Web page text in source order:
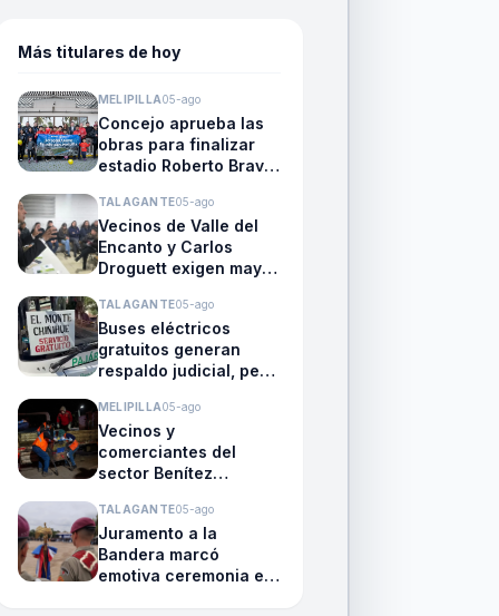
Más titulares de hoy
MELIPILLA05-ago
Concejo aprueba las
obras para finalizar
estadio Roberto Bravo
TALAGANTE05-ago
Vecinos de Valle del
Encanto y Carlos
Droguett exigen mayor
con autoridades y
policías
TALAGANTE05-ago
Buses eléctricos
gratuitos generan
respaldo judicial, pero
preocupación del
transporte público en
El Monte
MELIPILLA05-ago
Vecinos y
comerciantes del
sector Benítez
persistencia del
comercio ambulante
TALAGANTE05-ago
Juramento a la
Bandera marcó
emotiva ceremonia en